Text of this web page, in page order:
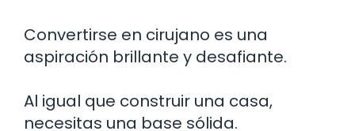
Convertirse en cirujano es una
aspiración brillante y desafiante.
Al igual que construir una casa,
necesitas una base sólida.